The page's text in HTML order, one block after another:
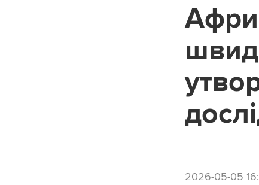
2026-05-05